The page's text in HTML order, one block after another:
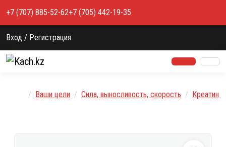
+7 (707) 885-52-62+7 (705) 442-19-35
Вход / Регистрация
Главная
Ваши цели Сила, выносливость, скорость Креатин